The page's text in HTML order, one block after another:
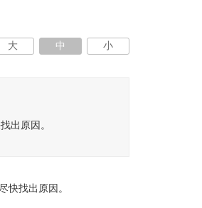
大 中 小
出原因。
快找出原因。